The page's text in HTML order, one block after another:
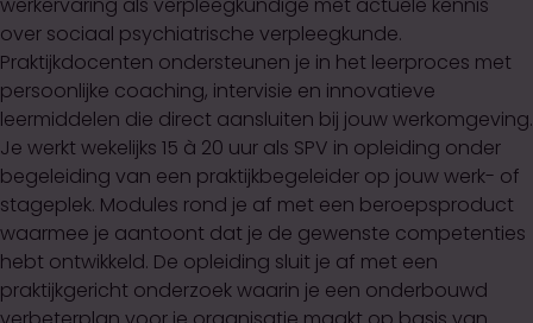
over sociaal psychiatrische verpleegkunde.
Praktijkdocenten ondersteunen je in het leerproces met
persoonlijke coaching, intervisie en innovatieve
leermiddelen die direct aansluiten bij jouw werkomgeving.
Je werkt wekelijks 15 à 20 uur als SPV in opleiding onder
begeleiding van een praktijkbegeleider op jouw werk- of
stageplek. Modules rond je af met een beroepsproduct
waarmee je aantoont dat je de gewenste competenties
hebt ontwikkeld. De opleiding sluit je af met een
praktijkgericht onderzoek waarin je een onderbouwd